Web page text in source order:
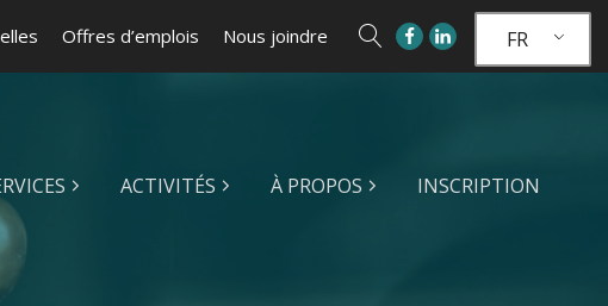
Offres d’emplois Nous joindre FR
ACTIVITÉS À PROPOS INSCRIPTION